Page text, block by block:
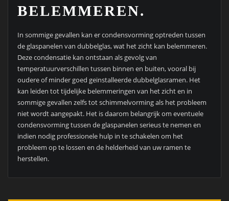
BELEMMEREN.
In sommige gevallen kan er condensvorming optreden tussen
de glaspanelen van dubbelglas, wat het zicht kan belemmeren.
Deze condensatie kan ontstaan als gevolg van
temperatuurverschillen tussen binnen en buiten, vooral bij
oudere of minder goed geïnstalleerde dubbelglasramen. Het
kan leiden tot tijdelijke belemmeringen van het zicht en in
sommige gevallen zelfs tot schimmelvorming als het probleem
niet wordt aangepakt. Het is daarom belangrijk om eventuele
condensvorming tussen de glaspanelen serieus te nemen en
indien nodig professionele hulp in te schakelen om het
probleem op te lossen en de helderheid van uw ramen te
herstellen.